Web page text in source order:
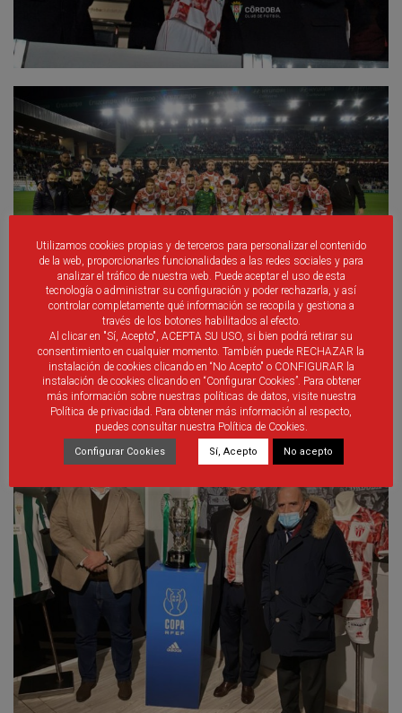
Utilizamos cookies propias y de terceros para personalizar el contenido
de la web, proporcionarles funcionalidades a las redes sociales y para
analizar el tráfico de nuestra web. Puede aceptar el uso de esta
tecnología o administrar su configuración y poder rechazarla, y así
controlar completamente qué información se recopila y gestiona a
través de los botones habilitados al efecto.
Al clicar en "Sí, Acepto", ACEPTA SU USO, si bien podrá retirar su
consentimiento en cualquier momento. También puede RECHAZAR la
instalación de cookies clicando en “No Acepto" o CONFIGURAR la
instalación de cookies clicando en “Configurar Cookies”. Para obtener
más información sobre nuestras políticas de datos, visite nuestra
Política de privacidad. Para obtener más información al respecto,
puedes consultar nuestra Política de Cookies.
Configurar Cookies Sí, Acepto No acepto